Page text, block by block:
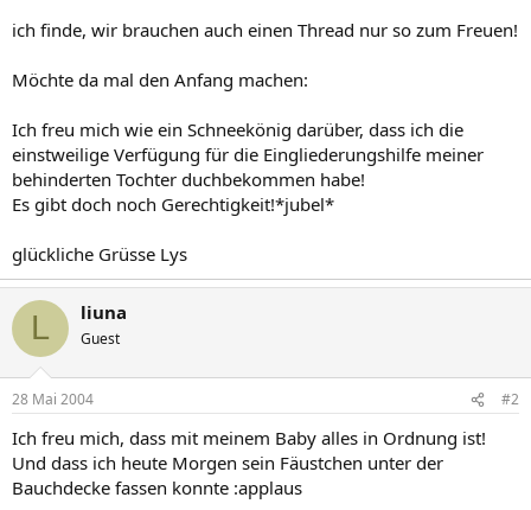
ich finde, wir brauchen auch einen Thread nur so zum Freuen!
Möchte da mal den Anfang machen:
Ich freu mich wie ein Schneekönig darüber, dass ich die
einstweilige Verfügung für die Eingliederungshilfe meiner
behinderten Tochter duchbekommen habe!
Es gibt doch noch Gerechtigkeit!*jubel*
glückliche Grüsse Lys
L liuna
Guest
28 Mai 2004 #2
Ich freu mich, dass mit meinem Baby alles in Ordnung ist!
Und dass ich heute Morgen sein Fäustchen unter der
Bauchdecke fassen konnte :applaus